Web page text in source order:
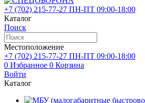
+7 (702) 215-77-27 ПН-ПТ 09:00-18:00
Каталог
Поиск
Местоположение
+7 (702) 215-77-27 ПН-ПТ 09:00-18:00
0 Избранное 0 Корзина
Войти
Каталог